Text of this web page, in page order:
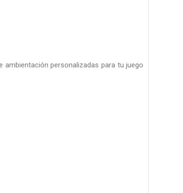
ambientación personalizadas para tu juego